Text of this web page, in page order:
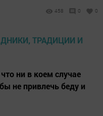
458 0 0
ни в коем случае
не привлечь беду и